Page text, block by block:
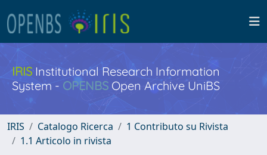
IRISInstitutional Research Information
System - OPENBS Open Archive UniBS
IRIS Catalogo Ricerca
1 Contributo su Rivista
1.1 Articolo in rivista